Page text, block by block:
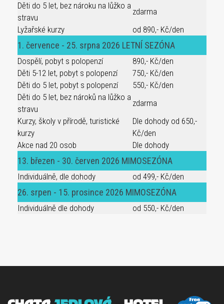
Děti do 5 let, bez nároku na lůžko a
stravu
zdarma
Lyžařské kurzy
od 890,- Kč/den
1. července - 25. srpna 2026 LETNÍ SEZÓNA
Dospělí, pobyt s polopenzí
890,- Kč/den
Děti 5-12 let, pobyt s polopenzí
750,- Kč/den
Děti do 5 let, pobyt s polopenzí
550,- Kč/den
Děti do 5 let, bez nároků na lůžko a
stravu
zdarma
Kurzy, školy v přírodě, turistické
kurzy
Dle dohody od 650,-
Kč/den
Akce nad 20 osob
Dle dohody
13. březen - 30. červen 2026 MIMOSEZÓNA
Individuálně, dle dohody od 499,- Kč/den
26. srpen - 15. prosince 2026 MIMOSEZÓNA
Individuálně dle dohody od 550,- Kč/den